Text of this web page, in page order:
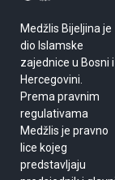
Medžlis Bijeljina je
dio Islamske
zajednice u Bosni i
Hercegovini.
Prema pravnim
regulativama
Medžlis je pravno
lice kojeg
predstavljaju